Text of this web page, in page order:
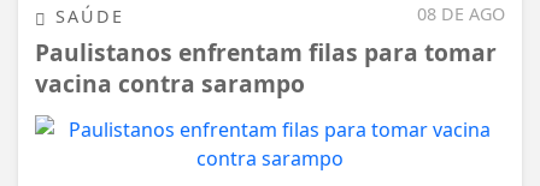
08 DE AGO
SAÚDE
Paulistanos enfrentam filas para tomar
vacina contra sarampo